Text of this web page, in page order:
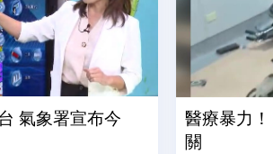
氣象署宣布今
醫療暴力
關